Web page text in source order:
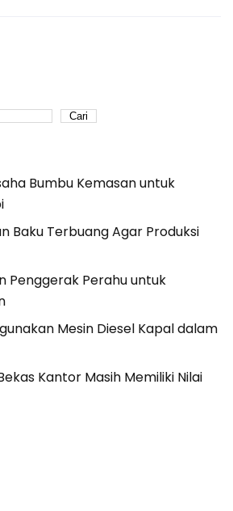
Cari
Bumbu Kemasan untuk
Baku Terbuang Agar Produksi
Penggerak Perahu untuk
Mesin Diesel Kapal dalam
Kantor Masih Memiliki Nilai